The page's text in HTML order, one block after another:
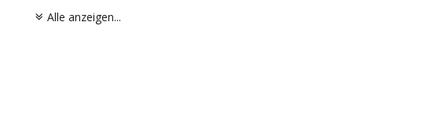
Alle anzeigen...